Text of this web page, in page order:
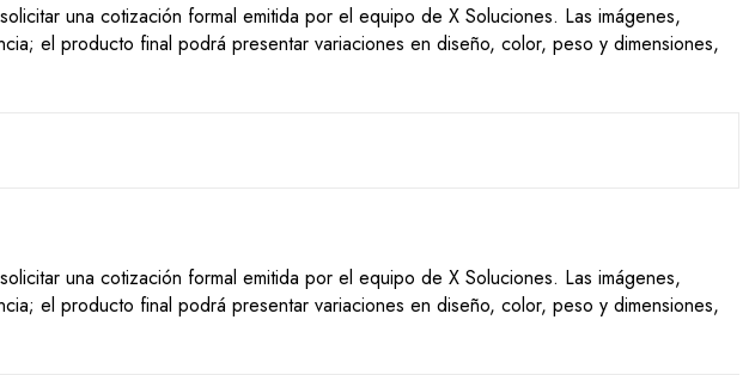
una cotización formal emitida por el equipo de X Soluciones. Las imágenes,
el producto final podrá presentar variaciones en diseño, color, peso y dimensiones,
una cotización formal emitida por el equipo de X Soluciones. Las imágenes,
el producto final podrá presentar variaciones en diseño, color, peso y dimensiones,